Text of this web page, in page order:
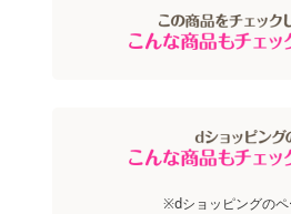
※dショッピングのペ